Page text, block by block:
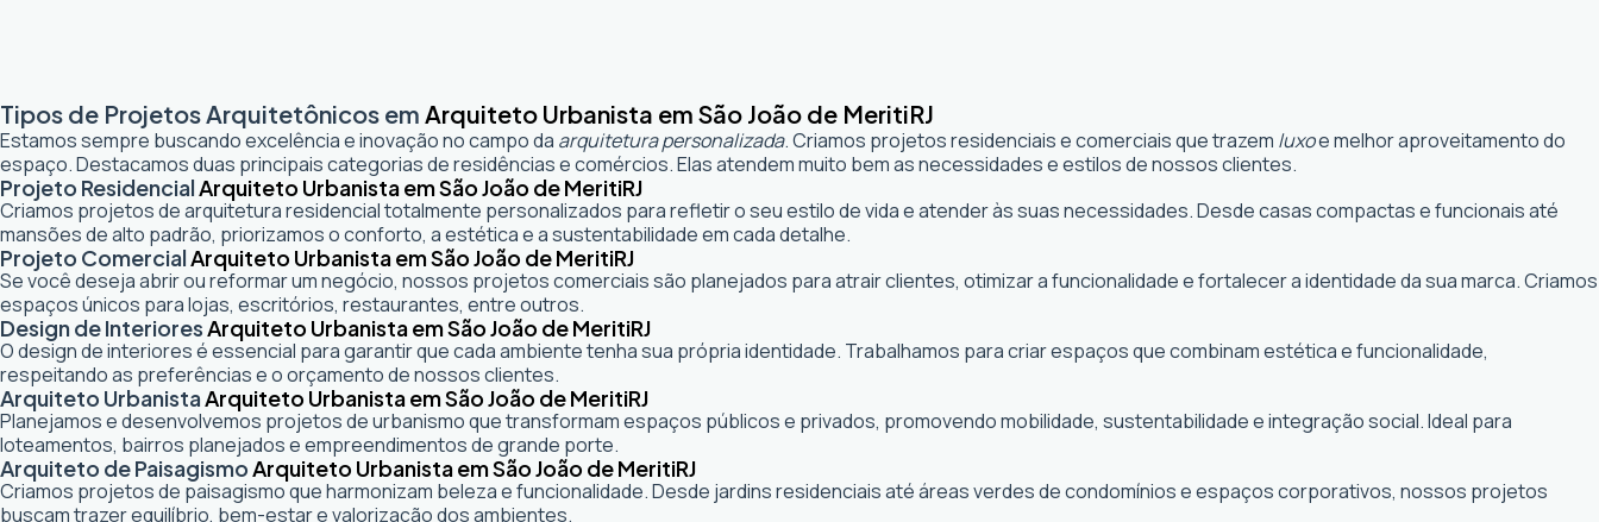
Tipos de Projetos Arquitetônicos em Arquiteto Urbanista em São João de MeritiRJ
Estamos sempre buscando excelência e inovação no campo da arquitetura personalizada. Criamos projetos residenciais e comerciais que trazem luxoe melhor aproveitamento do
espaço. Destacamos duas principais categorias de residências e comércios. Elas atendem muito bem as necessidades e estilos de nossos clientes.
Projeto ResidencialArquiteto Urbanista em São João de MeritiRJ
Criamos projetos de arquitetura residencial totalmente personalizados para refletir o seu estilo de vida e atender às suas necessidades. Desde casas compactas e funcionais até
mansões de alto padrão, priorizamos o conforto, a estética e a sustentabilidade em cada detalhe.
Projeto ComercialArquiteto Urbanista em São João de MeritiRJ
Se você deseja abrir ou reformar um negócio, nossos projetos comerciais são planejados para atrair clientes, otimizar a funcionalidade e fortalecer a identidade da sua marca. Criamos
espaços únicos para lojas, escritórios, restaurantes, entre outros.
Design de InterioresArquiteto Urbanista em São João de MeritiRJ
O design de interiores é essencial para garantir que cada ambiente tenha sua própria identidade. Trabalhamos para criar espaços que combinam estética e funcionalidade,
respeitando as preferências e o orçamento de nossos clientes.
Arquiteto UrbanistaArquiteto Urbanista em São João de MeritiRJ
Planejamos e desenvolvemos projetos de urbanismo que transformam espaços públicos e privados, promovendo mobilidade, sustentabilidade e integração social. Ideal para
loteamentos, bairros planejados e empreendimentos de grande porte.
Arquiteto de PaisagismoArquiteto Urbanista em São João de MeritiRJ
Criamos projetos de paisagismo que harmonizam beleza e funcionalidade. Desde jardins residenciais até áreas verdes de condomínios e espaços corporativos, nossos projetos
buscam trazer equilíbrio, bem-estar e valorização dos ambientes.